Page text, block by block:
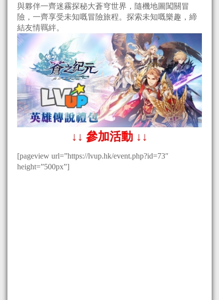
與夥伴一齊迷霧探秘大蒼穹世界，隨機地圖闖關冒
險，一齊享受未知嘅冒險旅程。探索未知嘅樂趣，締
結友情羈絆。
↓↓ 參加活動 ↓↓
[pageview url=”https://lvup.hk/event.php?id=73″
height=”500px”]